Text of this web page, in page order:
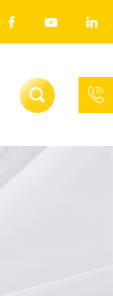
  

